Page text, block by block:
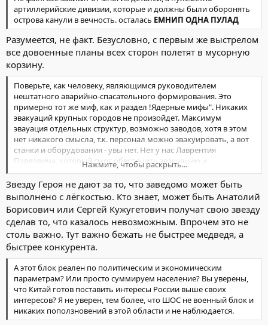
артиллерийские дивизии, которые и должны были оборонять
острова канули в вечность. осталась ЕМНИП ОДНА ПУЛАД
Разумеется, не факт. Безусловно, с первым же выстрелом
все довоенные планы всех сторон полетят в мусорную
корзину.
Поверьте, как человеку, являющимся руководителем
нештатного аварийно-спасательного формирования. Это
примерно тот же миф, как и раздел !Ядерные мифы". Никаких
эвакуаций крупных городов не произойдет. Максимум
эвауация отдельных структур, возможно заводов, хотя в этом
нет никакого смысла, т.к. персонал можно эвакуировать, а вот
станки и оборудования - увы нет. Нет у нас Лаврентия
Павловича, который смог обеспечить эвакуацию и
развертывание промышленности на новом месте (кстати за что
и получил Звезду Героя)
Нажмите, чтобы раскрыть...
Звезду Героя не дают за то, что заведомо может быть
выполнено с лёгкостью. Кто знает, может быть Анатолий
Борисович или Сергей Кужугетович получат свою звезду
сделав то, что казалось невозможным. Впрочем это не
столь важно. Тут важно бежать не быстрее медведя, а
быстрее конкурента.
А этот блок реален по политическим и экономическим
параметрам? Или просто суммируем население? Вы уверены,
что Китай готов поставить интересы России выше своих
интересов? Я не уверен, тем более, что ШОС не военный блок и
никаких поползновений в этой области и не наблюдается.